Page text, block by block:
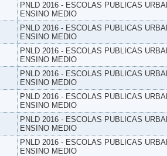
PNLD 2016 - ESCOLAS PUBLICAS
ENSINO MEDIO
PNLD 2016 - ESCOLAS PUBLICAS
ENSINO MEDIO
PNLD 2016 - ESCOLAS PUBLICAS
ENSINO MEDIO
PNLD 2016 - ESCOLAS PUBLICAS
ENSINO MEDIO
PNLD 2016 - ESCOLAS PUBLICAS
ENSINO MEDIO
PNLD 2016 - ESCOLAS PUBLICAS
ENSINO MEDIO
PNLD 2016 - ESCOLAS PUBLICAS
ENSINO MEDIO